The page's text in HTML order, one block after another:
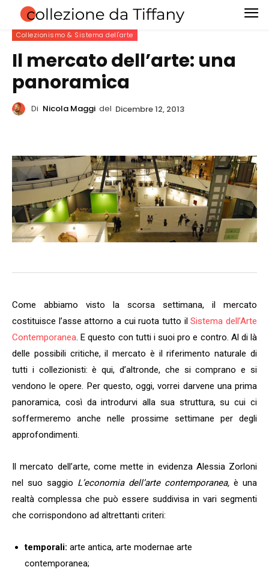
Collezionismo & Sistema dell'arte
Il mercato dell’arte: una
panoramica
Di Nicola Maggi del Dicembre 12, 2013
Come abbiamo visto la scorsa settimana, il mercato
costituisce l’asse attorno a cui ruota tutto ilSistema dell’Arte
Contemporanea. E questo con tutti i suoi pro e contro. Al di là
delle possibili critiche, il mercato è il riferimento naturale di
tutti i collezionisti: è qui, d’altronde, che si comprano e si
vendono le opere. Per questo, oggi, vorrei darvene una prima
panoramica, così da introdurvi alla sua struttura, su cui ci
soffermeremo anche nelle prossime settimane per degli
approfondimenti.
Il mercato dell’arte, come mette in evidenza Alessia Zorloni
nel suo saggio L’economia dell’arte contemporanea, è una
realtà complessa che può essere suddivisa in vari segmenti
che corrispondono ad altrettanti criteri:
temporali: arte antica, arte modernae arte
contemporanea;